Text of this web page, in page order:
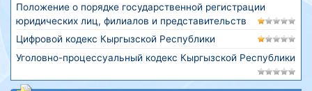
Положение о порядке государственной регистрации
юридических лиц, филиалов и представительств
Цифровой кодекс Кыргызской Республики
Уголовно-процессуальный кодекс Кыргызской Республики